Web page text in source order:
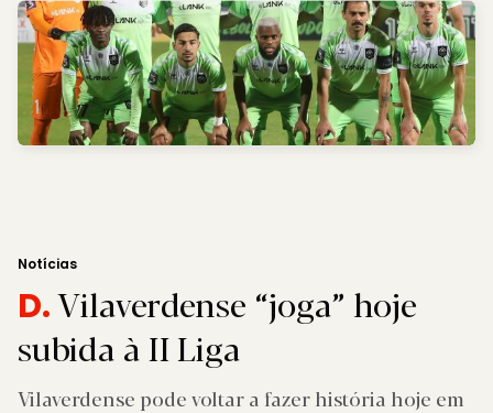
Notícias
D.Vilaverdense “joga” hoje
subida à II Liga
Vilaverdense pode voltar a fazer história hoje em